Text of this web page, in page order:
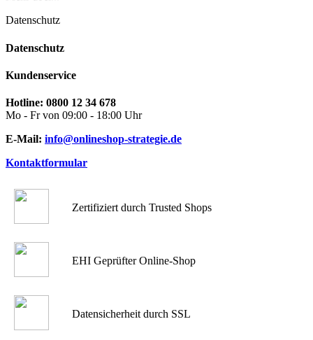
Datenschutz
Datenschutz
Kundenservice
Hotline: 0800 12 34 678
Mo - Fr von 09:00 - 18:00 Uhr
E-Mail: info@onlineshop-strategie.de
Kontaktformular
Zertifiziert durch Trusted Shops
EHI Geprüfter Online-Shop
Datensicherheit durch SSL